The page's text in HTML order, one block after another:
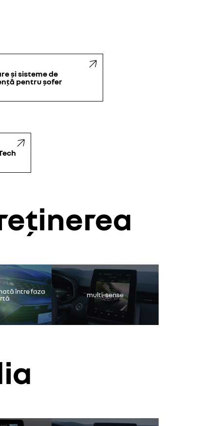
și sisteme de
pentru șofer
între faza
multi-sense